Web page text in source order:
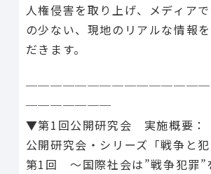
人権侵害を取り上げ、メディア
の少ない、 現地のリアルな情報
だきます。
───────
▼第1回公開研究会 実施概要：
公開研究会・シリーズ「戦争と犯
第1回 〜国際社会は”戦争犯罪”